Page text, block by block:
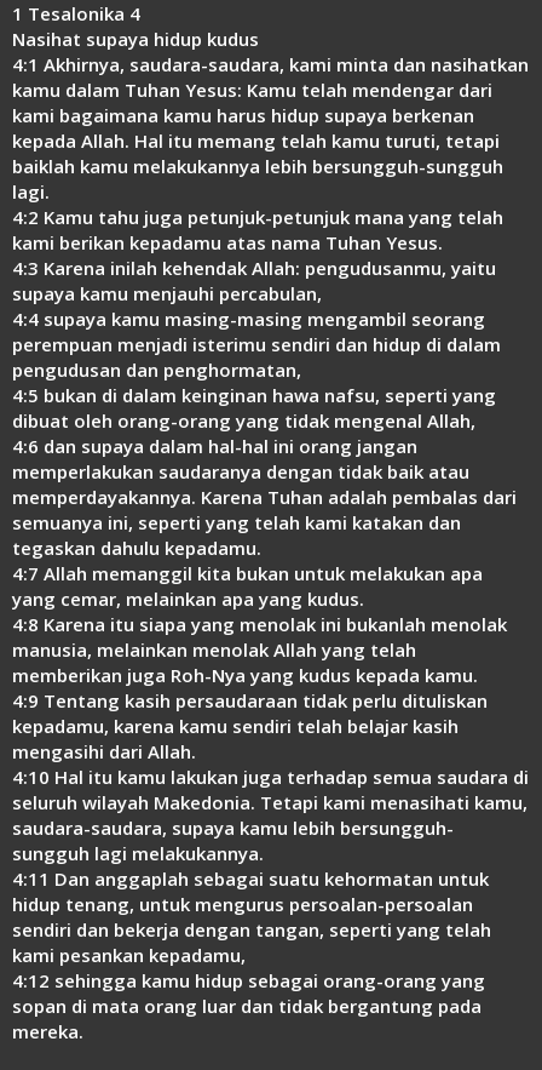
1 Tesalonika 4
Nasihat supaya hidup kudus
4:1 Akhirnya, saudara-saudara, kami minta dan nasihatkan
kamu dalam Tuhan Yesus: Kamu telah mendengar dari
kami bagaimana kamu harus hidup supaya berkenan
kepada Allah. Hal itu memang telah kamu turuti, tetapi
baiklah kamu melakukannya lebih bersungguh-sungguh
lagi.
4:2 Kamu tahu juga petunjuk-petunjuk mana yang telah
kami berikan kepadamu atas nama Tuhan Yesus.
4:3 Karena inilah kehendak Allah: pengudusanmu, yaitu
supaya kamu menjauhi percabulan,
4:4 supaya kamu masing-masing mengambil seorang
perempuan menjadi isterimu sendiri dan hidup di dalam
pengudusan dan penghormatan,
4:5 bukan di dalam keinginan hawa nafsu, seperti yang
dibuat oleh orang-orang yang tidak mengenal Allah,
4:6 dan supaya dalam hal-hal ini orang jangan
memperlakukan saudaranya dengan tidak baik atau
memperdayakannya. Karena Tuhan adalah pembalas dari
semuanya ini, seperti yang telah kami katakan dan
tegaskan dahulu kepadamu.
4:7 Allah memanggil kita bukan untuk melakukan apa
yang cemar, melainkan apa yang kudus.
4:8 Karena itu siapa yang menolak ini bukanlah menolak
manusia, melainkan menolak Allah yang telah
memberikan juga Roh-Nya yang kudus kepada kamu.
4:9 Tentang kasih persaudaraan tidak perlu dituliskan
kepadamu, karena kamu sendiri telah belajar kasih
mengasihi dari Allah.
4:10 Hal itu kamu lakukan juga terhadap semua saudara di
seluruh wilayah Makedonia. Tetapi kami menasihati kamu,
saudara-saudara, supaya kamu lebih bersungguh-
sungguh lagi melakukannya.
4:11 Dan anggaplah sebagai suatu kehormatan untuk
hidup tenang, untuk mengurus persoalan-persoalan
sendiri dan bekerja dengan tangan, seperti yang telah
kami pesankan kepadamu,
4:12 sehingga kamu hidup sebagai orang-orang yang
sopan di mata orang luar dan tidak bergantung pada
mereka.